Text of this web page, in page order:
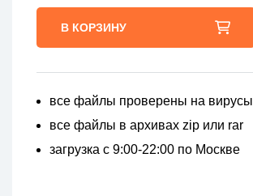
В КОРЗИНУ
все файлы проверены на вирусы
все файлы в архивах zip или rar
загрузка с 9:00-22:00 по Москве